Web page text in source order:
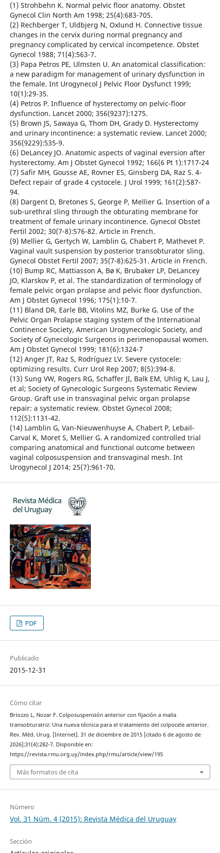
(1) Strohbehn K. Normal pelvic floor anatomy. Obstet
Gynecol Clin North Am 1998; 25(4):683-705.
(2) Rechberger T, Uldbjerg N, Oxlund H. Connective tissue
changes in the cervix during normal pregnancy and
pregnancy complicated by cervical incompetence. Obstet
Gynecol 1988; 71(4):563-7.
(3) Papa Petros PE, Ulmsten U. An anatomical classification:
a new paradigm for management of urinary dysfunction in
the female. Int Urogynecol J Pelvic Floor Dysfunct 1999;
10(1):29-35.
(4) Petros P. Influence of hysterectomy on pelvic-floor
dysfunction. Lancet 2000; 356(9237):1275.
(5) Brown JS, Sawaya G, Thom DH, Grady D. Hysterectomy
and urinary incontinence: a systematic review. Lancet 2000;
356(9229):535-9.
(6) DeLancey JO. Anatomic aspects of vaginal eversion after
hysterectomy. Am J Obstet Gynecol 1992; 166(6 Pt 1):1717-24
(7) Safir MH, Gousse AE, Rovner ES, Ginsberg DA, Raz S. 4-
Defect repair of grade 4 cystocele. J Urol 1999; 161(2):587-
94.
(8) Dargent D, Bretones S, George P, Mellier G. Insertion of a
sub-urethral sling through the obturating membrane for
treatment of female urinary incontinence. Gynecol Obstet
Fertil 2002; 30(7-8):576-82. Article in French.
(9) Mellier G, Gertych W, Lamblin G, Chabert P, Mathevet P.
Vaginal vault suspension by posterior transobturator sling.
Gynecol Obstet Fertil 2007; 35(7-8):625-31. Article in French.
(10) Bump RC, Mattiasson A, Bø K, Brubaker LP, DeLancey
JO, Klarskov P, et al. The standardization of terminology of
female pelvic organ prolapse and pelvic floor dysfunction.
Am J Obstet Gynecol 1996; 175(1):10-7.
(11) Bland DR, Earle BB, Vitolins MZ, Burke G. Use of the
Pelvic Organ Prolapse staging system of the International
Continence Society, American Urogynecologic Society, and
Society of Gynecologic Surgeons in perimenopausal women.
Am J Obstet Gynecol 1999; 181(6):1324-7
(12) Anger JT, Raz S, Rodríguez LV. Severe cystocele:
optimizing results. Curr Urol Rep 2007; 8(5):394-8.
(13) Sung VW, Rogers RG, Schaffer JI, Balk EM, Uhlig K, Lau J,
et al; Society of Gynecologic Surgeons Systematic Review
Group. Graft use in transvaginal pelvic organ prolapse
repair: a systematic review. Obstet Gynecol 2008;
112(5):1131-42.
(14) Lamblin G, Van-Nieuwenhuyse A, Chabert P, Lebail-
Carval K, Moret S, Mellier G. A randomized controlled trial
comparing anatomical and functional outcome between
vaginal colposuspension and transvaginal mesh. Int
Urogynecol J 2014; 25(7):961-70.
PDF
Publicado
2015-12-31
Cómo citar
Briozzo L, Nozar F. Colposuspensión anterior con fijación a malla
transobturatriz: Una nueva técnica para el tratamiento del colpocele anterior.
Rev. Méd. Urug. [Internet]. 31 de diciembre de 2015 [citado 6 de agosto de
2026];31(4):282-7. Disponible en:
https://revista.rmu.org.uy/index.php/rmu/article/view/195
Más formatos de cita
Número
Vol. 31 Núm. 4 (2015): Revista Médica del Uruguay
Sección